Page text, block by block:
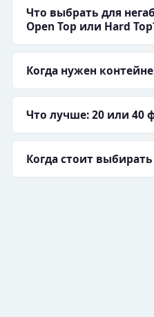
Что выбрать для
Open Top или Hard
Когда нужен
Что лучше: 20 или 40
Когда стоит